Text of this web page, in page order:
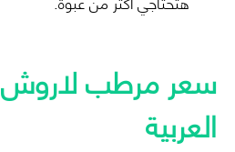
سعر مرطب لاروش
العربية